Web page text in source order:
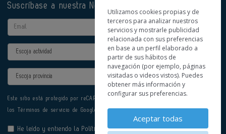
Suscríbase a nuestra Newsletter
Email
Actividad
Provincia
Este sitio está protegido por reCAPTCHA y se aplican la
los Términos de servicio de Google.
He leído y entiendo la Política de Privacidad
Utilizamos cookies propias y de
terceros para analizar nuestros
servicios y mostrarle publicidad
relacionada con sus preferencias
en base a un perfil elaborado a
partir de sus hábitos de
navegación (por ejemplo, páginas
visitadas o videos vistos). Puedes
obtener más información y
configurar sus preferencias.
Aceptar todas